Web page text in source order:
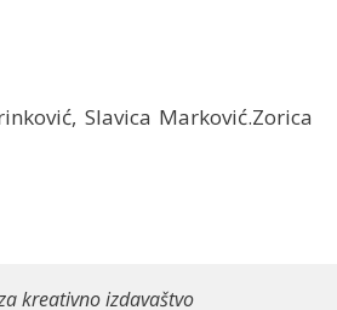
Slavica Marković.Zorica
kreativno izdavaštvo